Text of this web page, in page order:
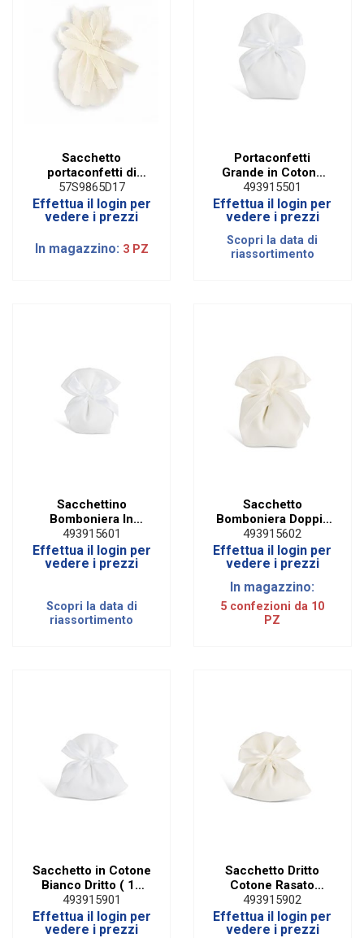
Sacchetto
portaconfetti di
colore Panna
57S9865D17
Effettua il login per
vedere i prezzi
In magazzino: 3 PZ
Portaconfetti
Grande in Cotone
Rasato Bianco
Doppia Piega (10
PZ)
493915501
Effettua il login per
vedere i prezzi
Scopri la data di
riassortimento
Sacchettino
Bomboniera In
Cotone Bianco
Doppia Piega (10
PZ)
493915601
Effettua il login per
vedere i prezzi
Scopri la data di
riassortimento
Sacchetto
Bomboniera Doppia
Piega Avorio (10
PZ)
493915602
Effettua il login per
vedere i prezzi
In magazzino:
5 confezioni da 10
PZ
Sacchetto in Cotone
Bianco Dritto ( 10
PZ)
493915901
Effettua il login per
vedere i prezzi
Sacchetto Dritto
Cotone Rasato
Avorio (10 PZ)
493915902
Effettua il login per
vedere i prezzi